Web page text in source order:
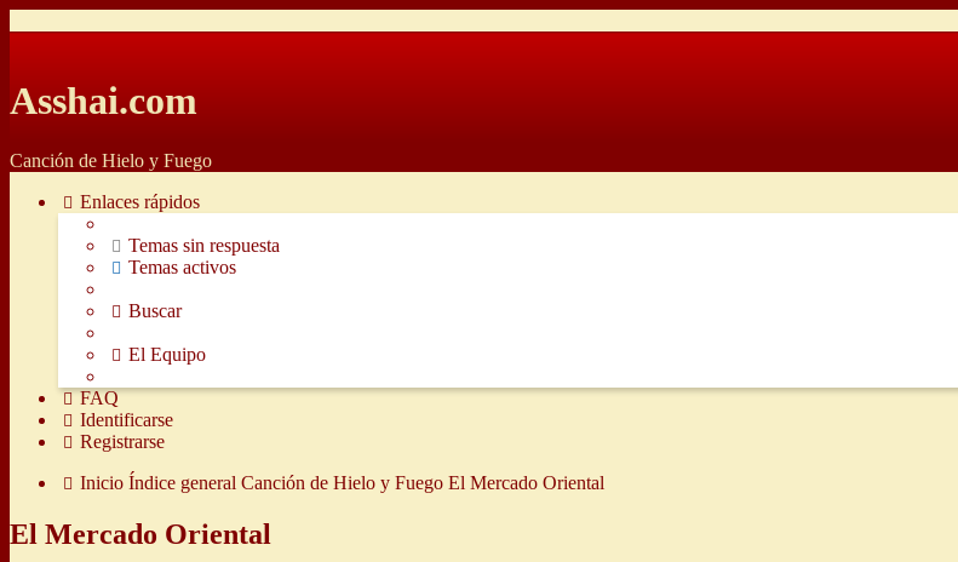
Asshai.com
Canción de Hielo y Fuego
Enlaces rápidos
Temas sin respuesta
Temas activos
Buscar
El Equipo
FAQ
Identificarse
Registrarse
Inicio Índice general Canción de Hielo y Fuego El Mercado Oriental
El Mercado Oriental